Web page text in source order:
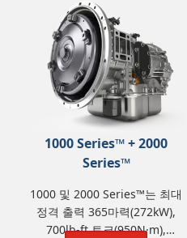
1000 Series™ + 2000
Series™
1000 및 2000 Series™는 최대
정격 출력 365마력(272kW),
700lb-ft 토크(950N·m),